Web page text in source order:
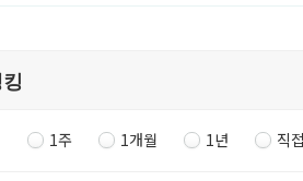
1주 1개월 1년 직